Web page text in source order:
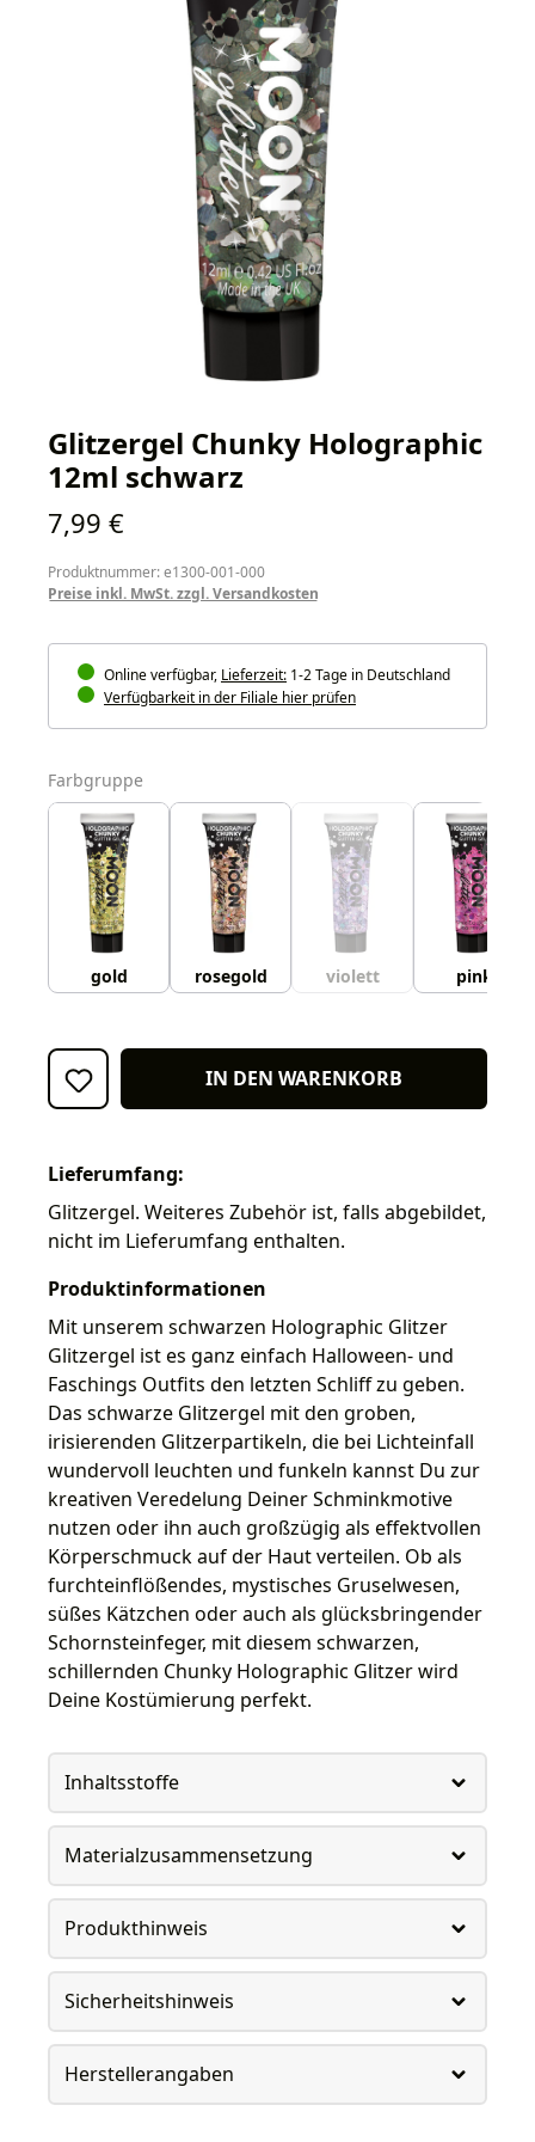
Glitzergel Chunky Holographic
12ml schwarz
Regulärer Preis:
7,99 €
Produktnummer: e1300-001-000
Preise inkl. MwSt. zzgl. Versandkosten
Online verfügbar, Lieferzeit: 1-2 Tage in Deutschland
Verfügbarkeit in der Filiale hier prüfen
Farbgruppe
gold rosegold violett pink
IN DEN WARENKORB
Lieferumfang:
Glitzergel. Weiteres Zubehör ist, falls abgebildet,
nicht im Lieferumfang enthalten.
Produktinformationen
Mit unserem schwarzen Holographic Glitzer
Glitzergel ist es ganz einfach Halloween- und
Faschings Outfits den letzten Schliff zu geben.
Das schwarze Glitzergel mit den groben,
irisierenden Glitzerpartikeln, die bei Lichteinfall
wundervoll leuchten und funkeln kannst Du zur
kreativen Veredelung Deiner Schminkmotive
nutzen oder ihn auch großzügig als effektvollen
Körperschmuck auf der Haut verteilen. Ob als
furchteinflößendes, mystisches Gruselwesen,
süßes Kätzchen oder auch als glücksbringender
Schornsteinfeger, mit diesem schwarzen,
schillernden Chunky Holographic Glitzer wird
Deine Kostümierung perfekt.
Inhaltsstoffe
Materialzusammensetzung
Produkthinweis
Sicherheitshinweis
Herstellerangaben